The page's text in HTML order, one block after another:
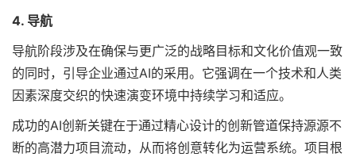
4. 导航
导航阶段涉及在确保与更广泛的战略目标和文化价值观一致
的同时，引导企业通过AI的采用。它强调在一个技术和人类
因素深度交织的快速演变环境中持续学习和适应。
成功的AI创新关键在于通过精心设计的创新管道保持源源不
断的高潜力项目流动，从而将创意转化为运营系统。项目根